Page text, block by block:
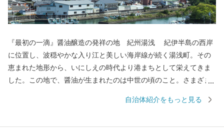
『最初の一滴』醤油醸造の発祥の地 紀州湯浅 紀伊半島の西岸
に位置し、波穏やかな入り江と美しい海岸線が続く湯浅町。その
恵まれた地形から、いにしえの時代より港まちとして栄えてきま
した。この地で、醤油が生まれたのは中世の頃のこと。さまざま
に注目した職人の創意から、和食の味の決め手である醤油づくり
自治体紹介をもっと見る